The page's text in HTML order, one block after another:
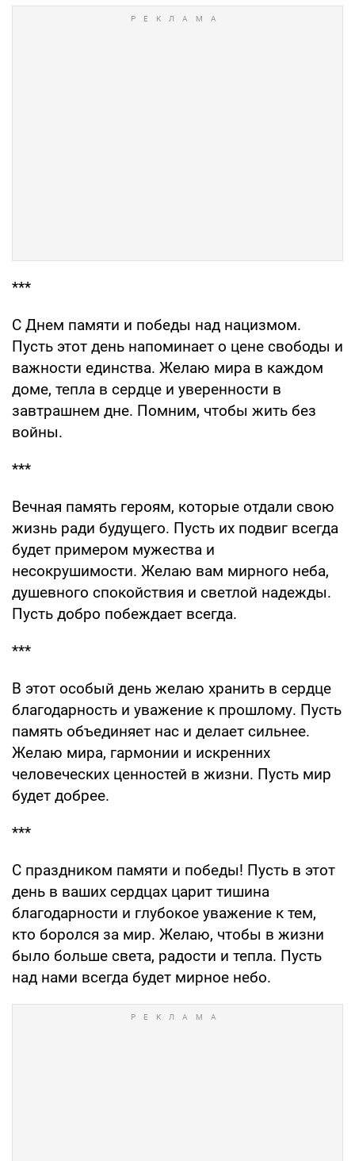
***
С Днем памяти и победы над нацизмом.
Пусть этот день напоминает о цене свободы и
важности единства. Желаю мира в каждом
доме, тепла в сердце и уверенности в
завтрашнем дне. Помним, чтобы жить без
войны.
***
Вечная память героям, которые отдали свою
жизнь ради будущего. Пусть их подвиг всегда
будет примером мужества и
несокрушимости. Желаю вам мирного неба,
душевного спокойствия и светлой надежды.
Пусть добро побеждает всегда.
***
В этот особый день желаю хранить в сердце
благодарность и уважение к прошлому. Пусть
память объединяет нас и делает сильнее.
Желаю мира, гармонии и искренних
человеческих ценностей в жизни. Пусть мир
будет добрее.
***
С праздником памяти и победы! Пусть в этот
день в ваших сердцах царит тишина
благодарности и глубокое уважение к тем,
кто боролся за мир. Желаю, чтобы в жизни
было больше света, радости и тепла. Пусть
над нами всегда будет мирное небо.